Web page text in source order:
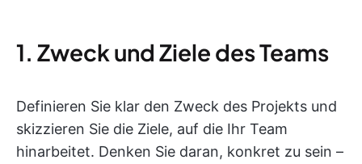
1. Zweck und Ziele des Teams
Definieren Sie klar den Zweck des Projekts und
skizzieren Sie die Ziele, auf die Ihr Team
hinarbeitet. Denken Sie daran, konkret zu sein –